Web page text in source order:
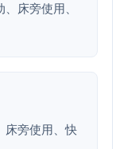
床旁使用、
床旁使用、快